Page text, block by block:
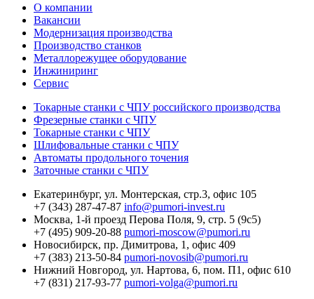
О компании
Вакансии
Модернизация производства
Производство станков
Металлорежущее оборудование
Инжиниринг
Сервис
Токарные станки с ЧПУ российского производства
Фрезерные станки с ЧПУ
Токарные станки с ЧПУ
Шлифовальные станки с ЧПУ
Автоматы продольного точения
Заточные станки с ЧПУ
Екатеринбург, ул. Монтерская, стр.3, офис 105
+7 (343) 287-47-87 info@pumori-invest.ru
Москва, 1-й проезд Перова Поля, 9, стр. 5 (9с5)
+7 (495) 909-20-88 pumori-moscow@pumori.ru
Новосибирск, пр. Димитрова, 1, офис 409
+7 (383) 213-50-84 pumori-novosib@pumori.ru
Нижний Новгород, ул. Нартова, 6, пом. П1, офис 610
+7 (831) 217-93-77 pumori-volga@pumori.ru